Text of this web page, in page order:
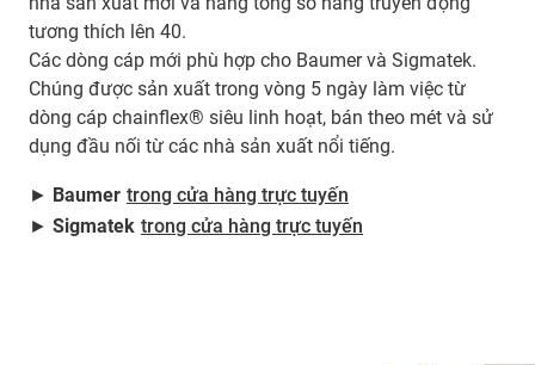
tương thích lên 40.
Các dòng cáp mới phù hợp cho Baumer và Sigmatek.
Chúng được sản xuất trong vòng 5 ngày làm việc từ
dòng cáp chainflex® siêu linh hoạt, bán theo mét và sử
dụng đầu nối từ các nhà sản xuất nổi tiếng.
► Baumer trong cửa hàng trực tuyến
► Sigmatek trong cửa hàng trực tuyến